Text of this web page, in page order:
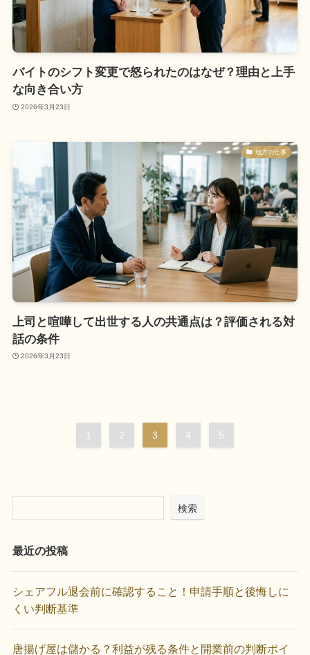
バイトのシフト変更で怒られたのはなぜ？理由と上手
な向き合い方
2026年3月23日
地方の仕事
上司と喧嘩して出世する人の共通点は？評価される対
話の条件
2026年3月23日
1 2 3 4 5
検索
最近の投稿
シェアフル退会前に確認すること！申請手順と後悔しに
くい判断基準
唐揚げ屋は儲かる？利益が残る条件と開業前の判断ポイ